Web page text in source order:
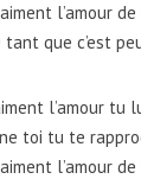
l’amour
que c’est
l’amour tu
toi tu te
l’amour